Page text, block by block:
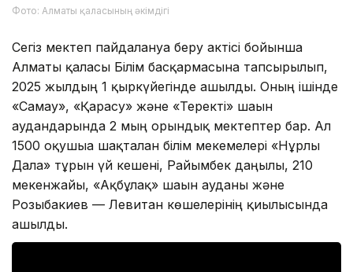
Фото: Алматы қаласының әкімдігі
Сегіз мектеп пайдалануға беру актісі бойынша
Алматы қаласы Білім басқармасына тапсырылып,
2025 жылдың 1 қыркүйегінде ашылды. Оның ішінде
«Самғау», «Қарасу» және «Теректі» шағын
аудандарында 2 мың орындық мектептер бар. Ал
1500 оқушыға шақталған білім мекемелері «Нұрлы
Дала» тұрғын үй кешені, Райымбек даңғылы, 210
мекенжайы, «Ақбұлақ» шағын ауданы және
Розыбакиев — Левитан көшелерінің қиылысында
ашылды.